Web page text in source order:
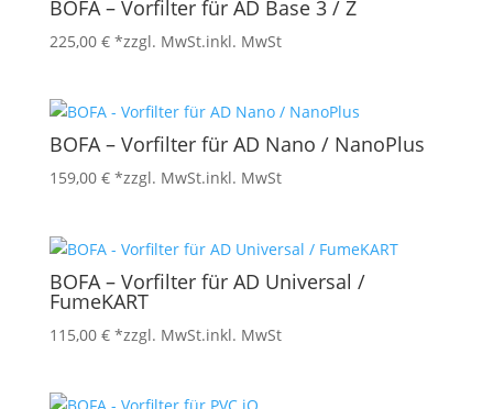
BOFA – Vorfilter für AD Base 3 / Z
225,00 € *zzgl. MwSt.inkl. MwSt
BOFA – Vorfilter für AD Nano / NanoPlus
159,00 € *zzgl. MwSt.inkl. MwSt
BOFA – Vorfilter für AD Universal /
FumeKART
115,00 € *zzgl. MwSt.inkl. MwSt